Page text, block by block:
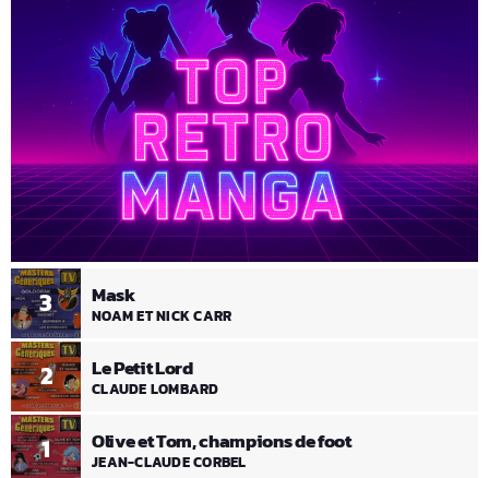
1 Olive et Tom, champions de foot
JEAN-CLAUDE CORBEL
2 Le Petit Lord
CLAUDE LOMBARD
3 Mask
NOAM ET NICK CARR